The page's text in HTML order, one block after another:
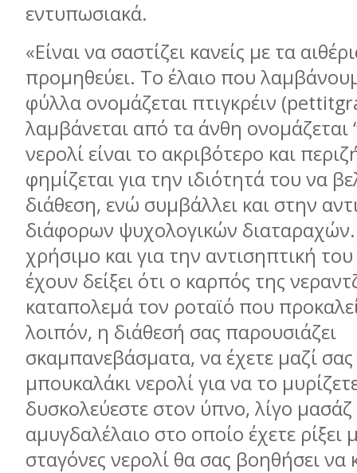
εντυπωσιακά.
«Είναι να σαστίζει κανείς με τα
προμηθεύει. Το έλαιο που
φύλλα ονομάζεται πτιγκρέιν (
λαμβάνεται από τα άνθη ονομάζεται
νερολί είναι το ακριβότερο και
φημίζεται για την ιδιότητά του να
διάθεση, ενώ συμβάλλει και στην
διάφορων ψυχολογικών διαταραχών.
χρήσιμο και για την αντισηπτική
έχουν δείξει ότι ο καρπός της
καταπολεμά τον ροταϊό που
λοιπόν, η διάθεσή σας παρουσιάζει
σκαμπανεβάσματα, να έχετε μαζί
μπουκαλάκι νερολί για να το
δυσκολεύεστε στον ύπνο, λίγο μασάζ
αμυγδαλέλαιο στο οποίο έχετε ρίξει
σταγόνες νερολί θα σας βοηθήσει να